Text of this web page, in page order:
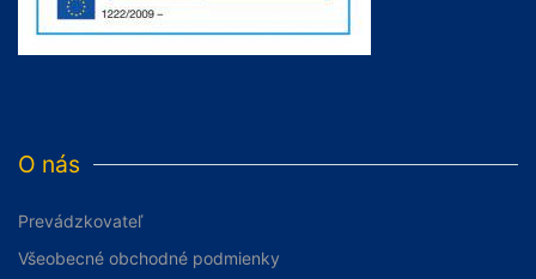
O nás
Prevádzkovateľ
Všeobecné obchodné podmienky